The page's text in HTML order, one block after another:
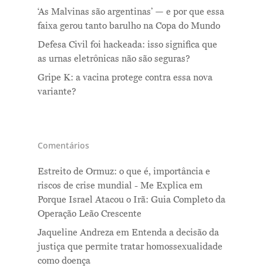
‘As Malvinas são argentinas’ — e por que essa
faixa gerou tanto barulho na Copa do Mundo
Defesa Civil foi hackeada: isso significa que
as urnas eletrônicas não são seguras?
Gripe K: a vacina protege contra essa nova
variante?
Comentários
Estreito de Ormuz: o que é, importância e
riscos de crise mundial - Me Explica em
Porque Israel Atacou o Irã: Guia Completo da
Operação Leão Crescente
Jaqueline Andreza em Entenda a decisão da
justiça que permite tratar homossexualidade
como doença